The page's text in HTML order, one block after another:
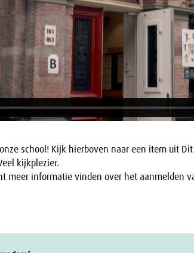
school! Kijk hierboven naar een item uit
kijkplezier.
meer informatie vinden over het aanmelden